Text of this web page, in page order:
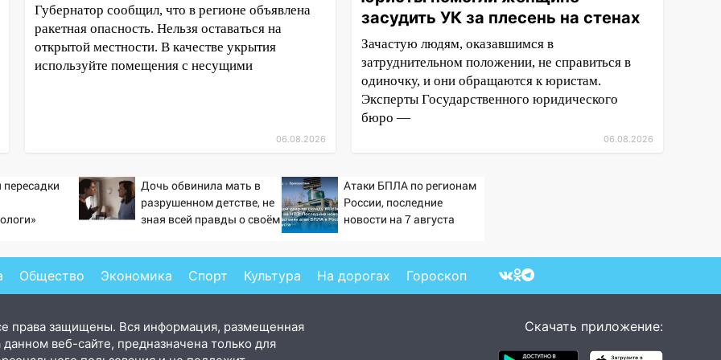
Губернатор сообщил, что в регионе объявлена
ракетная опасность. Нельзя оставаться на
открытой местности. В качестве укрытия
используйте помещения с несущими
06.08.2026
засудить УК за плесень на стенах
Зачастую людям, оказавшимся в
затруднительном положении, не справиться в
одиночку, и они обращаются к юристам.
Эксперты Государственного юридического
бюро —
06.08.2026
Дочь обвинила мать в
разрушенном детстве, не
зная всей правды о своём
Атаки БПЛА по регионам
России, последние
новости на 7 августа
состояние пострадавших
Общество Экономика Спорт Культура На дорогах Гороскоп
права защищены. Вся информация, размещенная
данном веб-сайте, предназначена только для
Скачать приложение: